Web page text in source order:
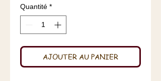
Quantité *
AJOUTER AU PANIER